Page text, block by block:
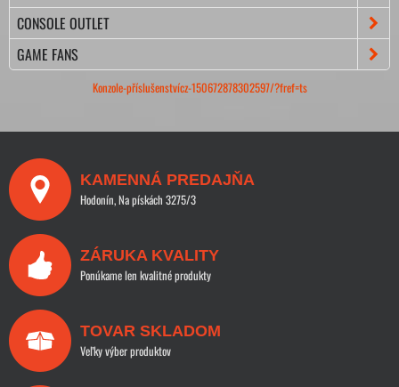
CONSOLE OUTLET
GAME FANS
Konzole-příslušenstvícz-150672878302597/?fref=ts
KAMENNÁ PREDAJŇA
Hodonín, Na pískách 3275/3
ZÁRUKA KVALITY
Ponúkame len kvalitné produkty
TOVAR SKLADOM
Veľky výber produktov